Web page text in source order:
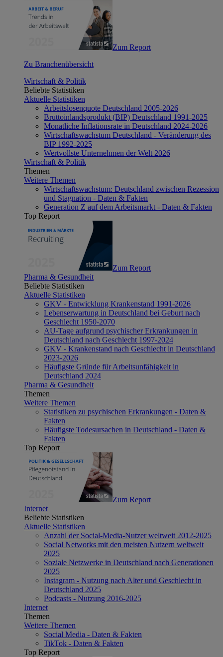
Zum Report
Zu Branchenübersicht
Wirtschaft & Politik
Beliebte Statistiken
Aktuelle Statistiken
Arbeitslosenquote Deutschland 2005-2026
Bruttoinlandsprodukt (BIP) Deutschland 1991-2025
Monatliche Inflationsrate in Deutschland 2024-2026
Wirtschaftswachstum Deutschland - Veränderung des
BIP 1992-2025
Wertvollste Unternehmen der Welt 2026
Wirtschaft & Politik
Themen
Weitere Themen
Wirtschaftswachstum: Deutschland zwischen Rezession
und Stagnation - Daten & Fakten
Generation Z auf dem Arbeitsmarkt - Daten & Fakten
Top Report
Zum Report
Pharma & Gesundheit
Beliebte Statistiken
Aktuelle Statistiken
GKV - Entwicklung Krankenstand 1991-2026
Lebenserwartung in Deutschland bei Geburt nach
Geschlecht 1950-2070
AU-Tage aufgrund psychischer Erkrankungen in
Deutschland nach Geschlecht 1997-2024
GKV - Krankenstand nach Geschlecht in Deutschland
2023-2026
Häufigste Gründe für Arbeitsunfähigkeit in
Deutschland 2024
Pharma & Gesundheit
Themen
Weitere Themen
Statistiken zu psychischen Erkrankungen - Daten &
Fakten
Häufigste Todesursachen in Deutschland - Daten &
Fakten
Top Report
Zum Report
Internet
Beliebte Statistiken
Aktuelle Statistiken
Anzahl der Social-Media-Nutzer weltweit 2012-2025
Social Networks mit den meisten Nutzern weltweit
2025
Soziale Netzwerke in Deutschland nach Generationen
2025
Instagram - Nutzung nach Alter und Geschlecht in
Deutschland 2025
Podcasts - Nutzung 2016-2025
Internet
Themen
Weitere Themen
Social Media - Daten & Fakten
TikTok - Daten & Fakten
Top Report